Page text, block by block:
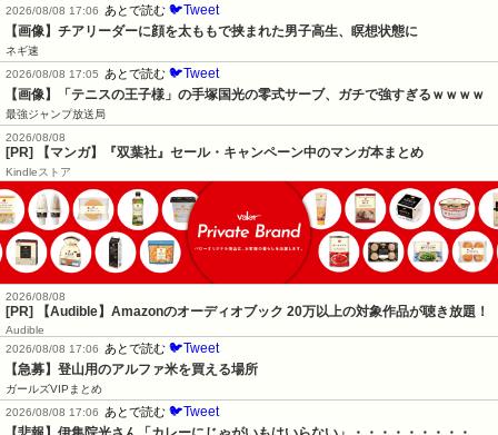
2026/08/08 17:06
あとで読む 🐦Tweet
【画像】チアリーダーに顔を太ももで挟まれた男子高生、瞑想状態に
ネギ速
2026/08/08 17:05
あとで読む 🐦Tweet
【画像】「テニスの王子様」の手塚国光の零式サーブ、ガチで強すぎるｗｗｗｗ
最強ジャンプ放送局
2026/08/08
[PR] 【マンガ】『双葉社』セール・キャンペーン中のマンガ本まとめ
Kindleストア
2026/08/08
[PR] 【Audible】Amazonのオーディオブック 20万以上の対象作品が聴き放題！
Audible
2026/08/08 17:06
あとで読む 🐦Tweet
【急募】登山用のアルファ米を買える場所
ガールズVIPまとめ
2026/08/08 17:06
あとで読む 🐦Tweet